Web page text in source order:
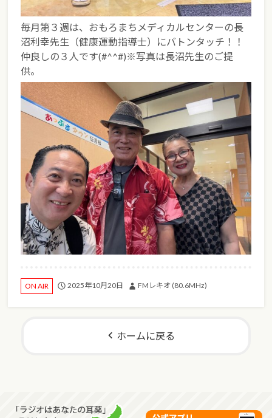
毎月第３週は、おもろまちメディカルセンターの長
沼利幸先生（健康運動指導士）にバトンタッチ！！
仲良しの３人です(#^^#)※写真は長沼先生のご提
供。
ON AIR 2025年10月20日 FMレキオ (80.6MHz)
ホームに戻る